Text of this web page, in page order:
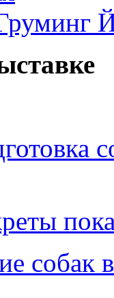
собак